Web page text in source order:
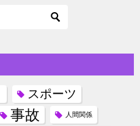
スポーツ
事故 人間関係